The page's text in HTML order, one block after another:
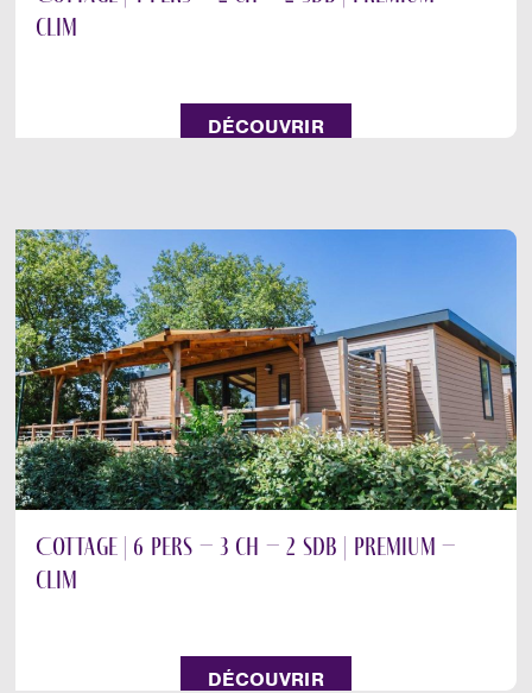
clim
DÉCOUVRIR
Cottage | 6 pers – 3 ch – 2 sdb | Premium –
clim
DÉCOUVRIR